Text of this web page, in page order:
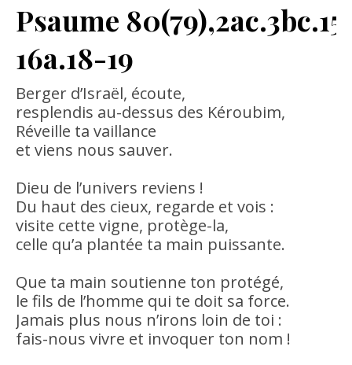
Psaume
16a.18-19
Berger d’Israël, écoute,
resplendis au-dessus des Kéroubim,
Réveille ta vaillance
et viens nous sauver.
Dieu de l’univers reviens !
Du haut des cieux, regarde et vois :
visite cette vigne, protège-la,
celle qu’a plantée ta main puissante.
Que ta main soutienne ton protégé,
le fils de l’homme qui te doit sa force.
Jamais plus nous n’irons loin de toi :
fais-nous vivre et invoquer ton nom !